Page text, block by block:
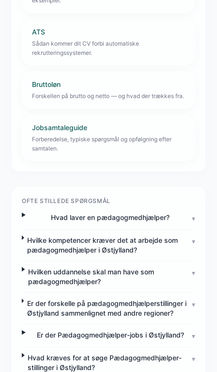
ATS
Sådan kommer dit CV forbi automatiske
rekrutteringssystemer.
Bruttoløn
Forskellen på brutto og netto — og hvad der trækkes fra.
Jobsamtaleguide
Forberedelse, typiske spørgsmål og opfølgning efter
samtalen.
OFTE STILLEDE SPØRGSMÅL
Hvad laver en pædagogmedhjælper? ▾
Hvilke kompetencer kræver det at arbejde som
pædagogmedhjælper i Østjylland?
▾
Hvilken uddannelse skal man have som
pædagogmedhjælper?
▾
Er der forskelle på pædagogmedhjælperstillinger i
Østjylland sammenlignet med andre regioner?
▾
Er der Pædagogmedhjælper-jobs i Østjylland? ▾
Hvad kræves for at søge Pædagogmedhjælper-
stillinger i Østjylland?
▾